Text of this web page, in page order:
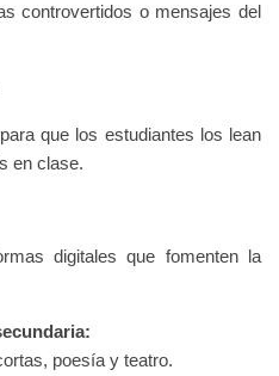
controvertidos o mensajes del
que los estudiantes los lean
en clase.
digitales que fomenten la
poesía y teatro.